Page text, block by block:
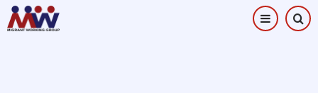
Skip
to